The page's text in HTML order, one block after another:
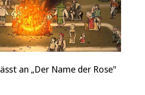
an „Der Name der Rose"